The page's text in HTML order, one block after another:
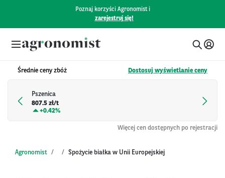
Poznaj korzyści Agronomist i
zarejestruj się!
Średnie ceny zbóż Dostosuj wyświetlanie ceny
Pszenica
807.5 zł/t
+0.42%
Więcej cen dostępnych po rejestracji
Agronomist Spożycie białka w Unii Europejskiej